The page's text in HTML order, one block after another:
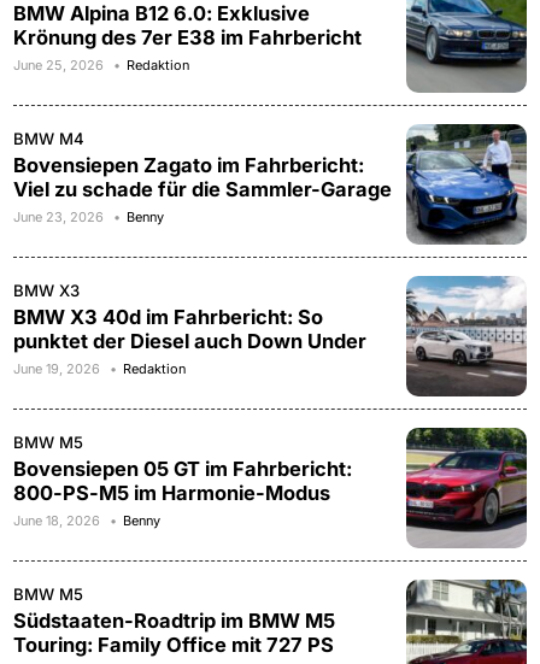
BMW Alpina B12 6.0: Exklusive
Krönung des 7er E38 im Fahrbericht
June 25, 2026 Redaktion
BMW M4
Bovensiepen Zagato im Fahrbericht:
Viel zu schade für die Sammler-Garage
June 23, 2026 Benny
BMW X3
BMW X3 40d im Fahrbericht: So
punktet der Diesel auch Down Under
June 19, 2026 Redaktion
BMW M5
Bovensiepen 05 GT im Fahrbericht:
800-PS-M5 im Harmonie-Modus
June 18, 2026 Benny
BMW M5
Südstaaten-Roadtrip im BMW M5
Touring: Family Office mit 727 PS